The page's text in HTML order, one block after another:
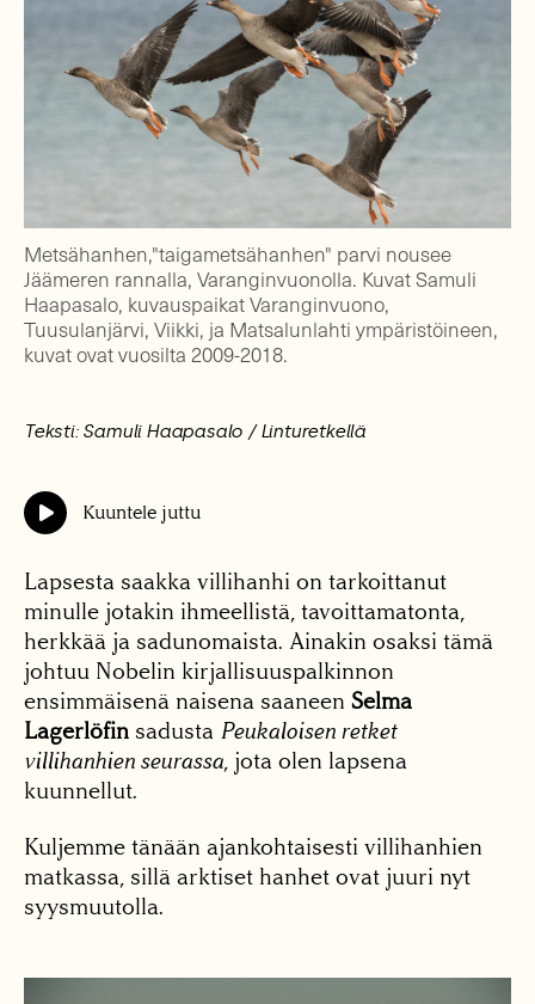
Metsähanhen,"taigametsähanhen" parvi nousee
Jäämeren rannalla, Varanginvuonolla. Kuvat Samuli
Haapasalo, kuvauspaikat Varanginvuono,
Tuusulanjärvi, Viikki, ja Matsalunlahti ympäristöineen,
kuvat ovat vuosilta 2009-2018.
Teksti: Samuli Haapasalo / Linturetkellä
Kuuntele juttu
Lapsesta saakka villihanhi on tarkoittanut
minulle jotakin ihmeellistä, tavoittamatonta,
herkkää ja sadunomaista. Ainakin osaksi tämä
johtuu Nobelin kirjallisuuspalkinnon
ensimmäisenä naisena saaneen Selma
Lagerlöfin sadusta Peukaloisen retket
villihanhien seurassa , jota olen lapsena
kuunnellut.
Kuljemme tänään ajankohtaisesti villihanhien
matkassa, sillä arktiset hanhet ovat juuri nyt
syysmuutolla.